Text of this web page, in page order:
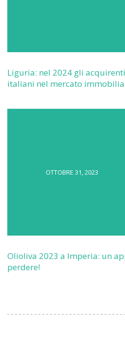
Liguria: nel 2024 gli
italiani nel mercato
OTTOBRE 31, 2023
Olioliva 2023 a Imperia: un
perdere!